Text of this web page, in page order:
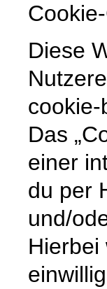
Diese
cookie-
Das
einer
du per
und/
Hierbei